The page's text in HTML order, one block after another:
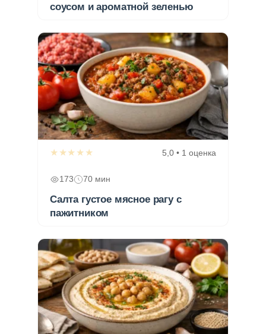
соусом и ароматной зеленью
★★★★★ 5,0 • 1 оценка
173 70 мин
Салта густое мясное рагу с
пажитником